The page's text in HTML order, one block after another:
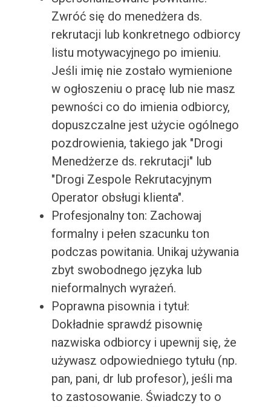
Zwróć się do menedżera ds.
rekrutacji lub konkretnego odbiorcy
listu motywacyjnego po imieniu.
Jeśli imię nie zostało wymienione
w ogłoszeniu o pracę lub nie masz
pewności co do imienia odbiorcy,
dopuszczalne jest użycie ogólnego
pozdrowienia, takiego jak "Drogi
Menedżerze ds. rekrutacji" lub
"Drogi Zespole Rekrutacyjnym
Operator obsługi klienta".
Profesjonalny ton: Zachowaj
formalny i pełen szacunku ton
podczas powitania. Unikaj używania
zbyt swobodnego języka lub
nieformalnych wyrażeń.
Poprawna pisownia i tytuł:
Dokładnie sprawdź pisownię
nazwiska odbiorcy i upewnij się, że
używasz odpowiedniego tytułu (np.
pan, pani, dr lub profesor), jeśli ma
to zastosowanie. Świadczy to o